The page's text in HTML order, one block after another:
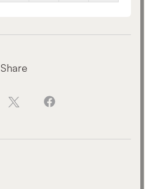
Share